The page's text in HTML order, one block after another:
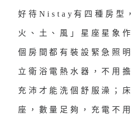
好待Nistay有四種房型
火、土、風」星座星象
個房間都有裝設緊急照
立衛浴電熱水器，不用
充沛才能洗個舒服澡；
座，數量足夠，充電不